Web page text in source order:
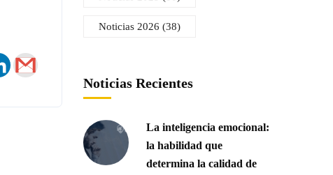
Noticias 2026 (38)
Noticias Recientes
La inteligencia emocional:
la habilidad que
determina la calidad de